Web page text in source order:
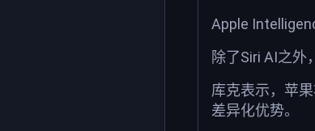
Apple
除了Siri AI之外
库克表示，苹
差异化优势。